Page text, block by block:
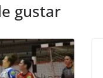
gustar